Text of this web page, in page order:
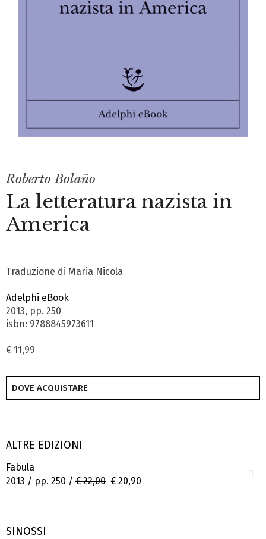
Roberto Bolaño
La letteratura nazista in
America
Traduzione di Maria Nicola
Adelphi eBook
2013, pp. 250
isbn: 9788845973611
€ 11,99
DOVE ACQUISTARE
ALTRE EDIZIONI
Fabula
2013 / pp. 250 / € 22,00 € 20,90
SINOSSI